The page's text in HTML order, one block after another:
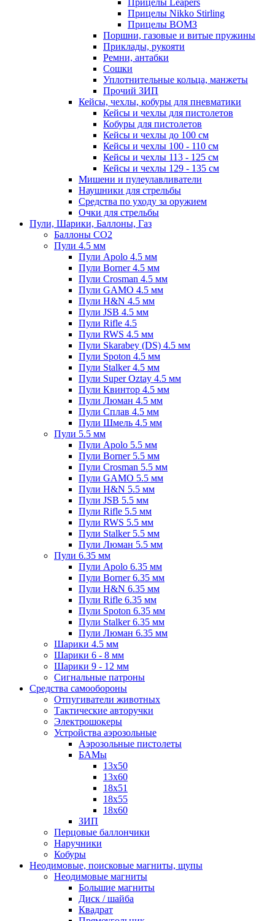
Прицелы Nikko Stirling
Прицелы ВОМЗ
Поршни, газовые и витые пружины
Приклады, рукояти
Ремни, антабки
Сошки
Уплотнительные кольца, манжеты
Прочий ЗИП
Кейсы, чехлы, кобуры для пневматики
Кейсы и чехлы для пистолетов
Кобуры для пистолетов
Кейсы и чехлы до 100 см
Кейсы и чехлы 100 - 110 см
Кейсы и чехлы 113 - 125 см
Кейсы и чехлы 129 - 135 см
Мишени и пулеулавливатели
Наушники для стрельбы
Средства по уходу за оружием
Очки для стрельбы
Пули, Шарики, Баллоны, Газ
Баллоны CO2
Пули 4.5 мм
Пули Apolo 4.5 мм
Пули Borner 4.5 мм
Пули Crosman 4.5 мм
Пули GAMO 4.5 мм
Пули H&N 4.5 мм
Пули JSB 4.5 мм
Пули Rifle 4.5
Пули RWS 4.5 мм
Пули Skarabey (DS) 4.5 мм
Пули Spoton 4.5 мм
Пули Stalker 4.5 мм
Пули Super Oztay 4.5 мм
Пули Квинтор 4.5 мм
Пули Люман 4.5 мм
Пули Сплав 4.5 мм
Пули Шмель 4.5 мм
Пули 5.5 мм
Пули Apolo 5.5 мм
Пули Borner 5.5 мм
Пули Crosman 5.5 мм
Пули GAMO 5.5 мм
Пули H&N 5.5 мм
Пули JSB 5.5 мм
Пули Rifle 5.5 мм
Пули RWS 5.5 мм
Пули Stalker 5.5 мм
Пули Люман 5.5 мм
Пули 6.35 мм
Пули Apolo 6.35 мм
Пули Borner 6.35 мм
Пули H&N 6.35 мм
Пули Rifle 6.35 мм
Пули Spoton 6.35 мм
Пули Stalker 6.35 мм
Пули Люман 6.35 мм
Шарики 4.5 мм
Шарики 6 - 8 мм
Шарики 9 - 12 мм
Сигнальные патроны
Средства самообороны
Отпугиватели животных
Тактические авторучки
Электрошокеры
Устройства аэрозольные
Аэрозольные пистолеты
БАМы
13х50
13х60
18х51
18х55
18х60
ЗИП
Перцовые баллончики
Наручники
Кобуры
Неодимовые, поисковые магниты, щупы
Неодимовые магниты
Большие магниты
Диск / шайба
Квадрат